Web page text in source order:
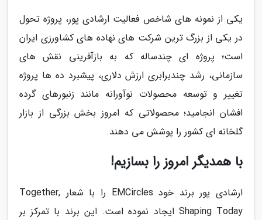
یکی از نمونه های شاخص فعالیت ارشادی پور، پروژه تحول
در یکی از بزرگ ترین شرکت های نهاده های کشاورزی ایران
است؛ پروژه ای چندساله که به بازآفرینی نقش های
سازمانی، رشد چندبرابری ارزش دلاری، پیشبرد ده ها پروژه
تغییر و توسعه محصولات نوآورانه مانند زنبورهای گرده
افشان انجامید؛ محصولاتی که امروز بخش بزرگی از بازار
گلخانه ای کشور را پوشش می دهند.
با همدیگر امروز را بسازیم!
ارشادی پور برند خود EMCircles را با شعار Together,
Shaping Today ایجاد نموده است. این برند با تمرکز بر